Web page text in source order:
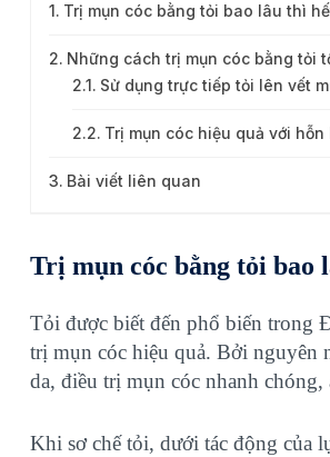
Trị mụn cóc bằng tỏi bao lâu thì
Những cách trị mụn cóc bằng tỏi
Sử dụng trực tiếp tỏi lên vết
Trị mụn cóc hiệu quả với
Bài viết liên quan
Trị mụn cóc bằng tỏi bao
Tỏi được biết đến phổ biến trong
trị mụn cóc hiệu quả. Bởi
da, điều trị mụn cóc nhanh chóng,
Khi sơ chế tỏi, dưới tác động của